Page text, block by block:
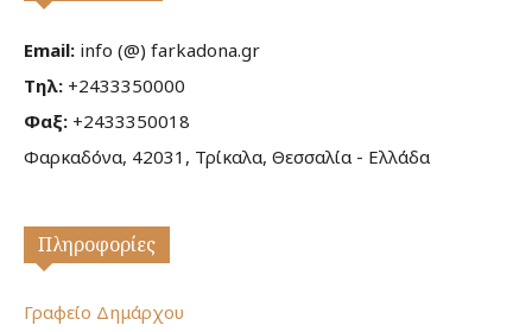
Email: info (@) farkadona.gr
Τηλ: +2433350000
Φαξ: +2433350018
Φαρκαδόνα, 42031, Τρίκαλα, Θεσσαλία - Ελλάδα
Πληροφορίες
Γραφείο Δημάρχου